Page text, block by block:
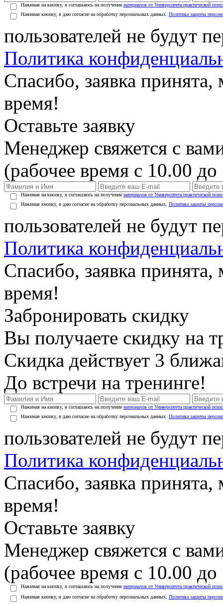
Нажимая на кнопку, я соглашаюсь на получение материалов от Университета практической
Нажимая кнопку, я даю согласие на обработку персональных данных. Политика защиты
пользователей не будут
Политика
Спасибо, заявка
время!
Оставьте заявку
Менеджер свяжется с
(рабочее время с 10.00
Нажимая на кнопку, я соглашаюсь на получение материалов от Университета практической
Нажимая кнопку, я даю согласие на обработку персональных данных. Политика защиты
пользователей не будут
Политика
Спасибо, заявка
время!
Забронировать скидку
Вы получаете скидку на
Скидка действует 3
До встречи на тренинге!
Нажимая на кнопку, я соглашаюсь на получение материалов от Университета практической
Нажимая кнопку, я даю согласие на обработку персональных данных. Политика защиты
пользователей не будут
Политика
Спасибо, заявка
время!
Оставьте заявку
Менеджер свяжется с
(рабочее время с 10.00
Нажимая на кнопку, я соглашаюсь на получение материалов от Университета практической
Нажимая кнопку, я даю согласие на обработку персональных данных. Политика защиты